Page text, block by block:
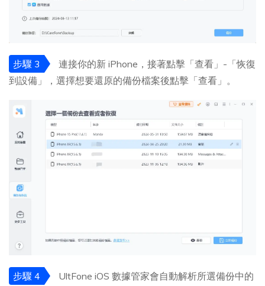
步驟 3
連接你的新 iPhone，接著點擊「查看」-「恢復
到設備」，選擇想要還原的備份檔案後點擊「查看」。
步驟 4
UltFone iOS 數據管家會自動解析所選備份中的